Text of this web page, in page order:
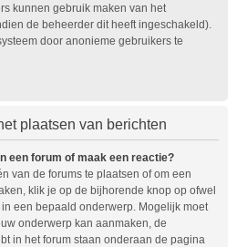
kunnen gebruik maken van het
de beheerder dit heeft ingeschakeld).
door anonieme gebruikers te
plaatsen van berichten
een forum of maak een reactie?
van de forums te plaatsen of om een
klik je op de bijhorende knop op ofwel
een bepaald onderwerp. Mogelijk moet
onderwerp kan aanmaken, de
in het forum staan onderaan de pagina